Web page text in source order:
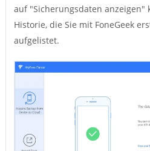
auf "Sicherungsdaten anzeigen"
Historie, die Sie mit FoneGeek
aufgelistet.